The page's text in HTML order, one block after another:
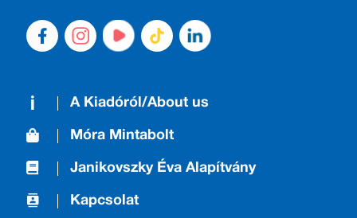
A Kiadóról/About us
Móra Mintabolt
Janikovszky Éva Alapítvány
Kapcsolat